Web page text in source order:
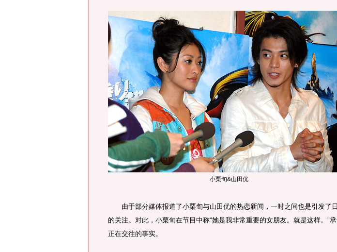
小栗旬&山田优
由于部分媒体报道了小栗旬与山田优的热恋新闻，一时之间也是引发了
的关注。对此，小栗旬在节目中称“她是我非常重要的女朋友。就是这样。”
正在交往的事实。